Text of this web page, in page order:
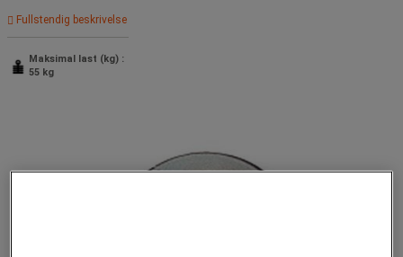
Fullstendig beskrivelse
Maksimal last (kg) :
55 kg